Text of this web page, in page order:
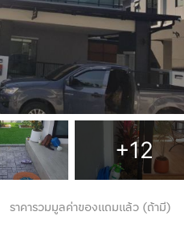
+12
ราคารวมมูลค่าของแถมแล้ว (ถ้ามี)